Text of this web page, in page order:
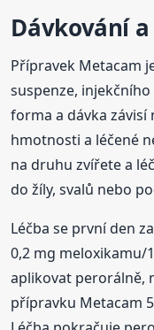
Dávkování
Přípravek Metacam
suspenze,
forma a dávka závisí
hmotnosti a léčené
na druhu zvířete a
do žíly, svalů nebo
Léčba se první den
0,2 mg meloxikamu/
aplikovat perorálně,
přípravku Metacam